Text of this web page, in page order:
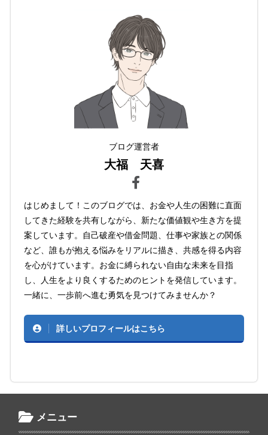
ブログ運営者
大福 天喜
はじめまして！このブログでは、お金や人生の困難に直面
してきた経験を共有しながら、新たな価値観や生き方を提
案しています。自己破産や借金問題、仕事や家族との関係
など、誰もが抱える悩みをリアルに描き、共感を得る内容
を心がけています。お金に縛られない自由な未来を目指
し、人生をより良くするためのヒントを発信しています。
一緒に、一歩前へ進む勇気を見つけてみませんか？
詳しいプロフィールはこちら
メニュー